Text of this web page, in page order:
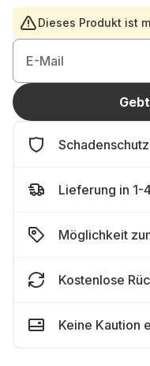
Dieses Produkt ist
E-Mail
Schadenschutz
Lieferung in 1-
Möglichkeit
Kostenlose
Keine Kaution